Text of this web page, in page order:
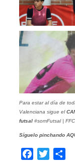
Para estar al día de
Valenciana sigue el
futsal#somFutsal |
Síguelo pinchando
Facebook
Twitter